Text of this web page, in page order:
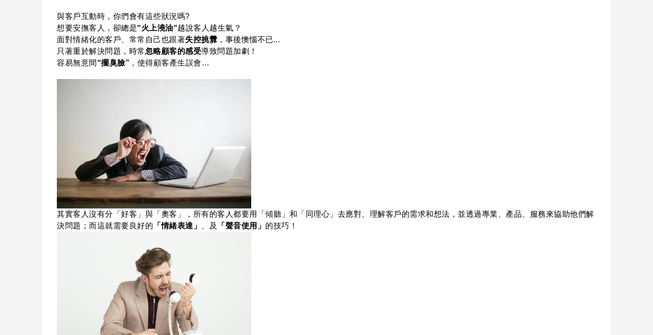
與客戶互動時，你們會有這些狀況嗎?
想要安撫客人，卻總是“火上澆油“越說客人越生氣？
面對情緒化的客戶、常常自己也跟著失控挑釁 ，事後懊惱不已...
只著重於解決問題，時常 忽略顧客的感受導致問題加劇！
容易無意間 “擺臭臉” ，使得顧客產生誤會…
其實客人沒有分「好客」與「奧客」，所有的客人都要用「傾聽」和「同理心」去應對、理解客戶的需求和想法，並透過專業、產品、服務來協助他們解
決問題；而這就需要良好的 「情緒表達」 、及 「聲音使用」 的技巧！